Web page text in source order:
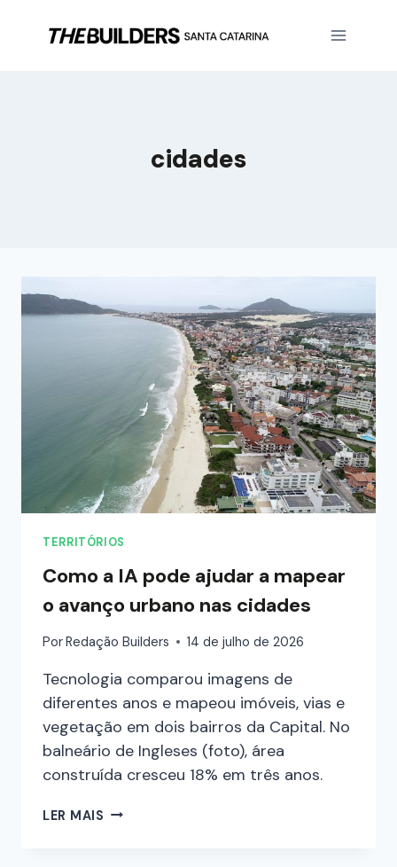
cidades
TERRITÓRIOS
Como a IA pode ajudar a mapear
o avanço urbano nas cidades
PorRedação Builders 14 de julho de 2026
Tecnologia comparou imagens de
diferentes anos e mapeou imóveis, vias e
vegetação em dois bairros da Capital. No
balneário de Ingleses (foto), área
construída cresceu 18% em três anos.
LER MAIS